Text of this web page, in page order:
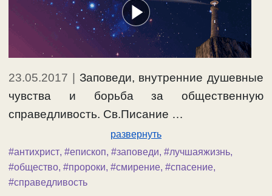
23.05.2017
Заповеди, внутренние душевные
чувства и борьба за общественную
справедливость. Св.Писание …
развернуть
#антихрист, #епископ, #заповеди, #лучшаяжизнь,
#общество, #пророки, #смирение, #спасение,
#справедливость